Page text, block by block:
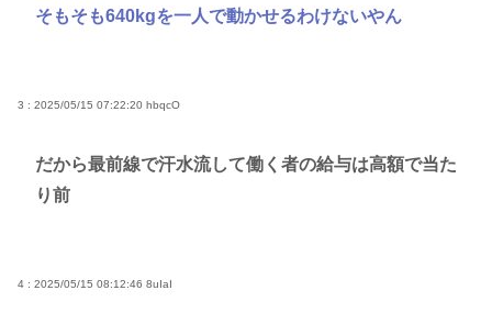
そもそも640kgを一人で動かせるわけないやん
3 : 2025/05/15 07:22:20 hbqcO
だから最前線で汗水流して働く者の給与は高額で当た
り前
4 : 2025/05/15 08:12:46 8uIaI